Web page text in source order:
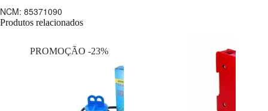
NCM: 85371090
Produtos relacionados
PROMOÇÃO -23%